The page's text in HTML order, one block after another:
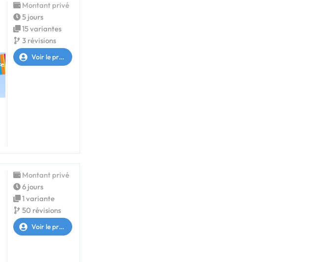
Montant privé
5 jours
15 variantes
3 révisions
Voir le profil
Montant privé
6 jours
1 variante
50 révisions
Voir le profil